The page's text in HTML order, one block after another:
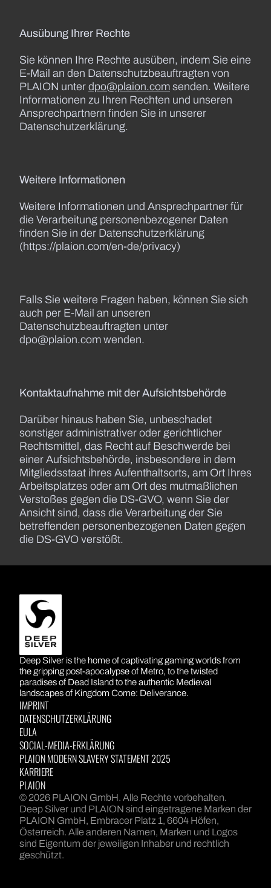
Ausübung Ihrer Rechte
Sie können Ihre Rechte ausüben, indem Sie eine
E-Mail an den Datenschutzbeauftragten von
PLAION unter dpo@plaion.com senden. Weitere
Informationen zu Ihren Rechten und unseren
Ansprechpartnern finden Sie in unserer
Datenschutzerklärung.
Weitere Informationen
Weitere Informationen und Ansprechpartner für
die Verarbeitung personenbezogener Daten
finden Sie in der Datenschutzerklärung
(https://plaion.com/en-de/privacy)
Falls Sie weitere Fragen haben, können Sie sich
auch per E-Mail an unseren
Datenschutzbeauftragten unter
dpo@plaion.com wenden.
Kontaktaufnahme mit der Aufsichtsbehörde
Darüber hinaus haben Sie, unbeschadet
sonstiger administrativer oder gerichtlicher
Rechtsmittel, das Recht auf Beschwerde bei
einer Aufsichtsbehörde, insbesondere in dem
Mitgliedsstaat ihres Aufenthaltsorts, am Ort Ihres
Arbeitsplatzes oder am Ort des mutmaßlichen
Verstoßes gegen die DS-GVO, wenn Sie der
Ansicht sind, dass die Verarbeitung der Sie
betreffenden personenbezogenen Daten gegen
die DS-GVO verstößt.
DEEP SILVER
Deep Silver is the home of captivating gaming worlds from
the gripping post-apocalypse of Metro, to the twisted
paradises of Dead Island to the authentic Medieval
landscapes of Kingdom Come: Deliverance.
IMPRINT
DATENSCHUTZERKLÄRUNG
EULA
SOCIAL-MEDIA-ERKLÄRUNG
PLAION MODERN SLAVERY STATEMENT 2025
KARRIERE
PLAION
© 2026 PLAION GmbH. Alle Rechte vorbehalten.
Deep Silver und PLAION sind eingetragene Marken der
PLAION GmbH, Embracer Platz 1, 6604 Höfen,
Österreich. Alle anderen Namen, Marken und Logos
sind Eigentum der jeweiligen Inhaber und rechtlich
geschützt.